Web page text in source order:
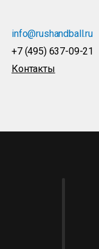
info@rushandball.ru
+7 (495) 637-09-21
Контакты